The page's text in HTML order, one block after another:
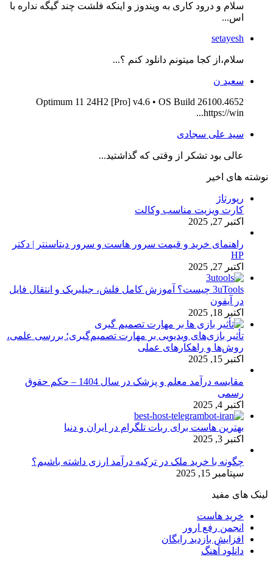
سلام و درود کاری به ویندوز و اینکه فلشت چند گیگه نداره با
اس...
setayesh
سلام،از کجا میتونم دانلود کنم ؟...
سعید ن
Optimum 11 24H2 [Pro] v4.6 • OS Build 26100.4652
https://win...
سید علی سجادی
عالی بود تشکر از وقتی که گذاشتید...
نوشته های اخیر
رپورتاژ
کارت ویزیت مناسب وکالت
اکتبر 27, 2025
راهنمای خرید و قیمت سرور هاست و سرور دیتاسنتر | دکتر
HP
اکتبر 27, 2025
3uTools چیست؟ آموزش کامل فلش، جیلبریک و انتقال فایل
در آیفون
اکتبر 18, 2025
تأثیر بازی‌های ویدیویی بر مهارت تصمیم‌گیری؛ بررسی علمی،
روش‌ها و راهکارهای عملی
اکتبر 15, 2025
مقایسه درآمد معلم و پزشک در سال 1404 – حکم حقوق
رسمی
اکتبر 4, 2025
بهترین هاست برای ربات تلگرام در ایران و دنیا
اکتبر 3, 2025
چگونه با خرید ملک در ترکیه درآمد ارزی داشته باشیم؟
سپتامبر 15, 2025
لینک های مفید
خرید هاست
انجمن رفع ارور
افزایش بازدید رایگان
دانلود آهنگ